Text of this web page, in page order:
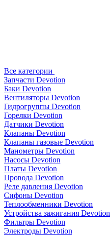
Все категории
Запчасти Devotion
Баки Devotion
Вентиляторы Devotion
Гидрогруппы Devotion
Горелки Devotion
Датчики Devotion
Клапаны Devotion
Клапаны газовые Devotion
Манометры Devotion
Насосы Devotion
Платы Devotion
Провода Devotion
Реле давления Devotion
Сифоны Devotion
Теплообменники Devotion
Устройства зажигания Devotion
Фильтры Devotion
Электроды Devotion